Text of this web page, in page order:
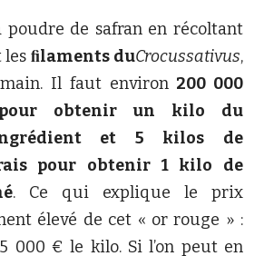
poudre de safran en récoltant
les ﬁlaments duCrocussativus,
Il faut environ 200 000
pour obtenir un kilo du
et 5 kilos de
pour obtenir 1 kilo de
. Ce qui explique le prix
élevé de cet « or rouge » :
000 € le kilo. Si l’on peut en